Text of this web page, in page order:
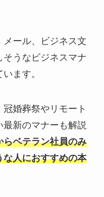
ール、ビジネス文
うなビジネスマナ
ます。
婚葬祭やリモート
最新のマナーも解説
らベテラン社員のみ
人におすすめの本